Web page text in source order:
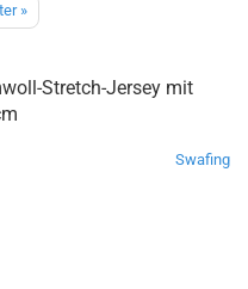
»
Stretch-Jersey mit
Swafing